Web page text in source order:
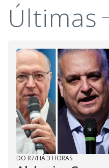
Últimas
DO R7/HÁ 3 HORAS